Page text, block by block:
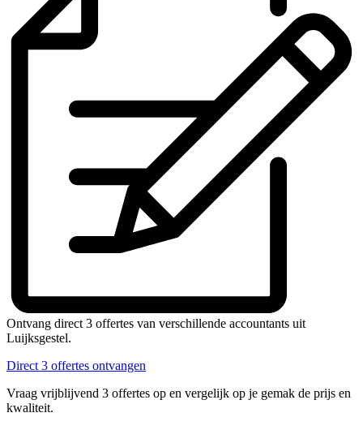
Ontvang direct 3 offertes van verschillende accountants uit
Luijksgestel.
Direct 3 offertes ontvangen
Vraag vrijblijvend 3 offertes op en vergelijk op je gemak de prijs en
kwaliteit.